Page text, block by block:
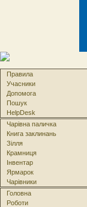
Правила
Учасники
Допомога
Пошук
HelpDesk
Чарівна паличка
Книга заклинань
Зілля
Крамниця
Інвентар
Ярмарок
Чарівники
Головна
Роботи